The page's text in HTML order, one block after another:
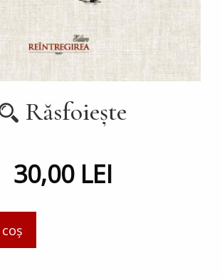
Răsfoiește
30,00 LEI